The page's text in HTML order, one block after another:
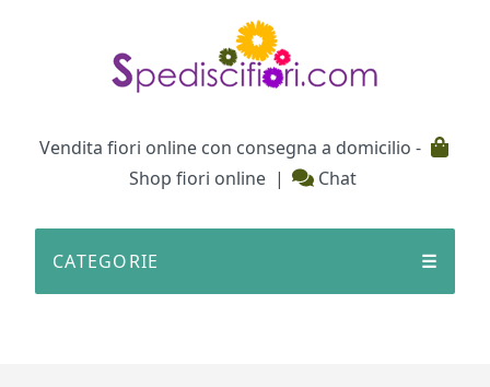
Vendita fiori online con consegna a domicilio -
Shop fiori online | Chat
CATEGORIE ☰